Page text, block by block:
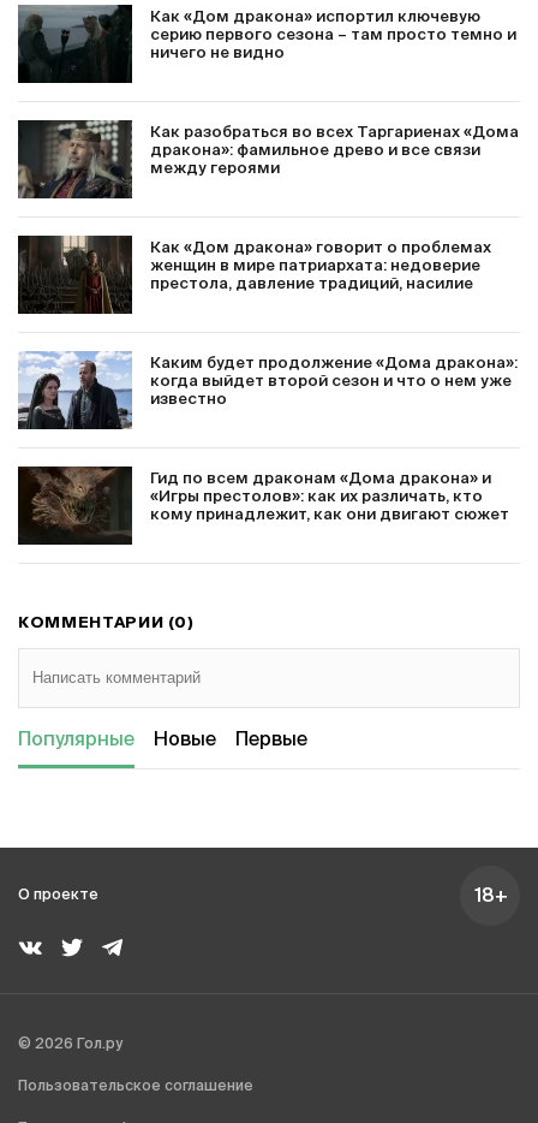
Как «Дом дракона» испортил ключевую
серию первого сезона – там просто темно и
ничего не видно
Как разобраться во всех Таргариенах «Дома
дракона»: фамильное древо и все связи
между героями
Как «Дом дракона» говорит о проблемах
женщин в мире патриархата: недоверие
престола, давление традиций, насилие
Каким будет продолжение «Дома дракона»:
когда выйдет второй сезон и что о нем уже
известно
Гид по всем драконам «Дома дракона» и
«Игры престолов»: как их различать, кто
кому принадлежит, как они двигают сюжет
КОММЕНТАРИИ (0)
Популярные Новые Первые
О проекте 18+
© 2026 Гол.ру
Пользовательское соглашение